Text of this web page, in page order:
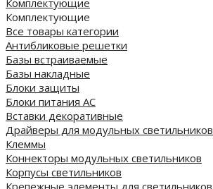
Комплектующие
Все товары категории
Антибликовые решетки
Базы встраиваемые
Базы накладные
Блоки защиты
Блоки питания AC
Вставки декоративные
Драйверы для модульных светильников
Клеммы
Коннекторы модульных светильников
Корпусы светильников
Крепежные элементы для светильников